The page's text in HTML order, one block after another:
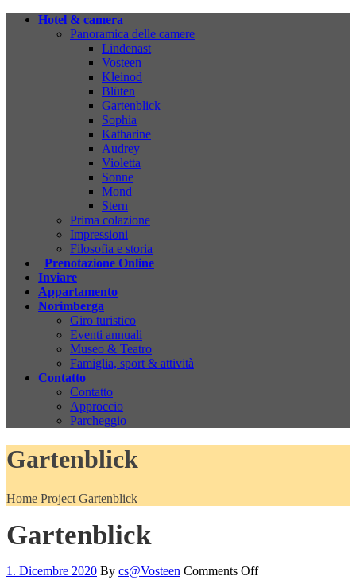
Hotel & camera
Panoramica delle camere
Lindenast
Vosteen
Kleinod
Blüten
Gartenblick
Sophia
Katharine
Audrey
Violetta
Sonne
Mond
Stern
Prima colazione
Impressioni
Filosofia e storia
Prenotazione Online
Inviare
Appartamento
Norimberga
Giro turistico
Eventi annuali
Museo & Teatro
Famiglia, sport & attività
Contatto
Contatto
Approccio
Parcheggio
Gartenblick
Home Project Gartenblick
Gartenblick
1. Dicembre 2020 By cs@Vosteen Comments Off